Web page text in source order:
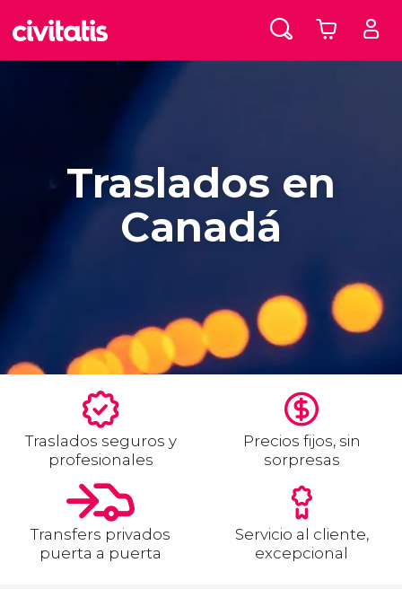
Traslados en
Canadá
Traslados seguros y
profesionales
Precios fijos, sin
sorpresas
Transfers privados
puerta a puerta
Servicio al cliente,
excepcional